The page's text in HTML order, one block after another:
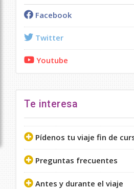
Facebook
Twitter
Youtube
Te interesa
Pídenos tu viaje fin de
Preguntas frecuentes
Antes y durante el viaje